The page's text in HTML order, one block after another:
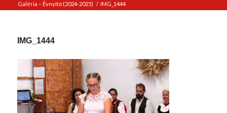
Galéria – Évnyitó (2024-2025) / IMG_1444
IMG_1444